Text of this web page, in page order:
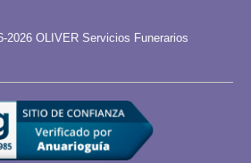
2026 OLIVER Servicios Funerarios